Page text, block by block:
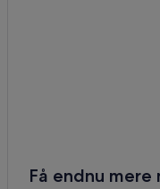
Få endnu mere